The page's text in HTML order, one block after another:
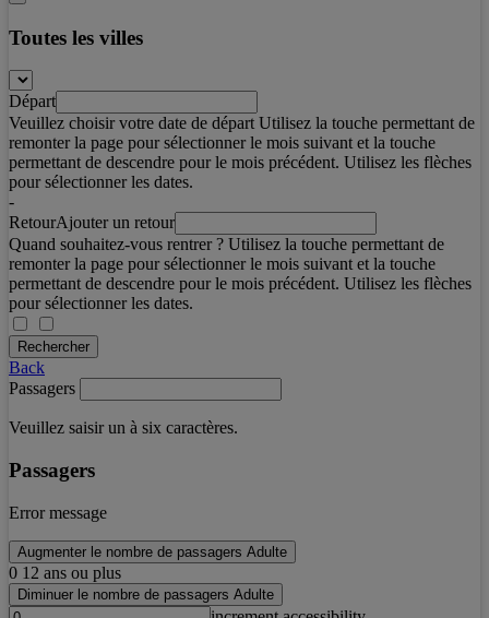
Toutes les villes
Départ
Veuillez choisir votre date de départ Utilisez la touche permettant de
remonter la page pour sélectionner le mois suivant et la touche
permettant de descendre pour le mois précédent. Utilisez les flèches
pour sélectionner les dates.
-
RetourAjouter un retour
Quand souhaitez-vous rentrer ? Utilisez la touche permettant de
remonter la page pour sélectionner le mois suivant et la touche
permettant de descendre pour le mois précédent. Utilisez les flèches
pour sélectionner les dates.
Rechercher
Back
Passagers
Veuillez saisir un à six caractères.
Passagers
Error message
Augmenter le nombre de passagers Adulte
0 12 ans ou plus
Diminuer le nombre de passagers Adulte